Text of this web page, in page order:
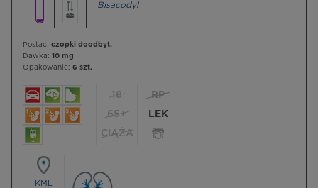
Bisacodyl
Postać: czopki doodbyt.
Dawka: 10 mg
Opakowanie: 6 szt.
18
65+
CIĄŻA
RP
LEK
KML